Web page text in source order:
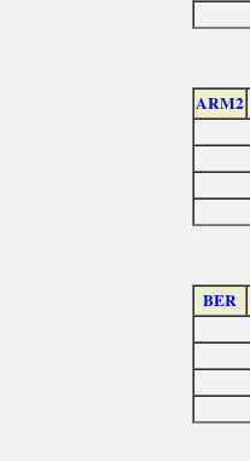
ARM2
BER